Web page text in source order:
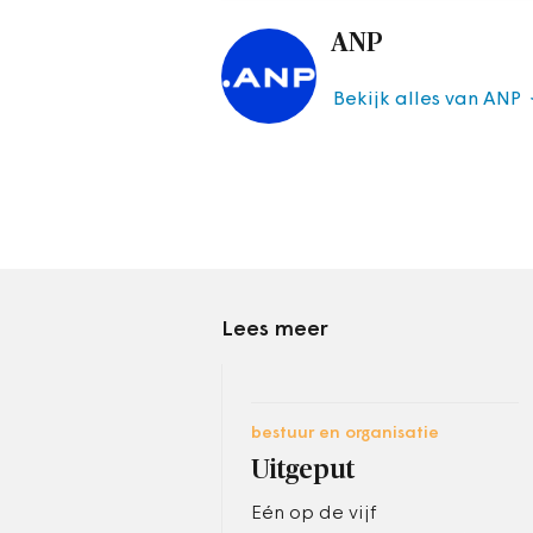
ANP
Bekijk alles van ANP
Lees meer
bestuur en organisatie
Uitgeput
Eén op de vijf